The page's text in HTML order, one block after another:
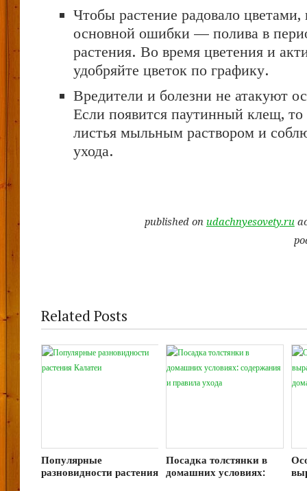
Чтобы растение радовало цветами,
основной ошибки — полива в
растения. Во время цветения и
удобряйте цветок по графику.
Вредители и болезни не атакуют
Если появится паутинный клещ,
листья мыльным раствором и
ухода.
published on udachnyesovety.ru
Related Posts
Популярные
разновидности растения
Посадка толстянки в
домашних условиях: